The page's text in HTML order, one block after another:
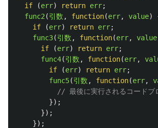
if
(err) return err;
func2 (引数 , function(err, value)
if
(err) return err;
func3(引数 , function(err, value
if
(err) return err;
func4(引数 , function(err,
if
(err) return err;
func5(引数 , function(err,
// 最後に実行されるコードブ
});
});
});